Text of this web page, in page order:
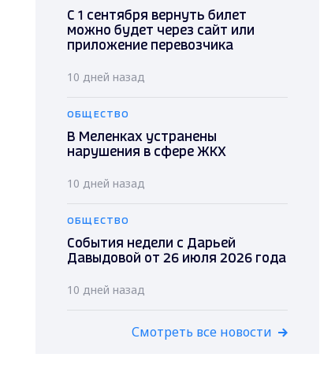
С 1 сентября вернуть билет
можно будет через сайт или
приложение перевозчика
10 дней назад
ОБЩЕСТВО
В Меленках устранены
нарушения в сфере ЖКХ
10 дней назад
ОБЩЕСТВО
События недели с Дарьей
Давыдовой от 26 июля 2026 года
10 дней назад
Смотреть все новости